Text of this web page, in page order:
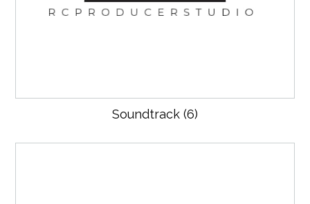
Soundtrack (6)